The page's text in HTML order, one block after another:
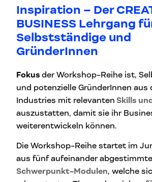
Inspiration – Der
BUSINESS Lehrgang
Selbstständige und
GründerInnen
Fokus der Workshop-Reihe ist,
und potenzielle GründerInnen aus
Industries mit relevanten Skills
auszustatten, damit sie ihr
weiterentwickeln können.
Die Workshop-Reihe startet im
aus fünf aufeinander
Schwerpunkt-Modulen, welche